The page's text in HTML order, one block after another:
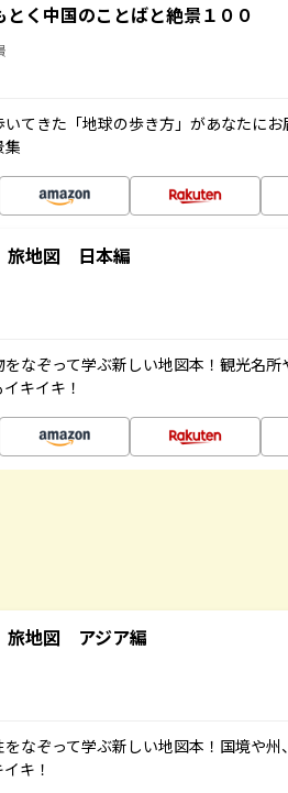
く中国のことばと絶景１００
てきた「地球の歩き方」があなたに
集
旅地図 日本編
をなぞって学ぶ新しい地図本！観光名
キイキ！
地図 アジア編
なぞって学ぶ新しい地図本！国境や
キ！